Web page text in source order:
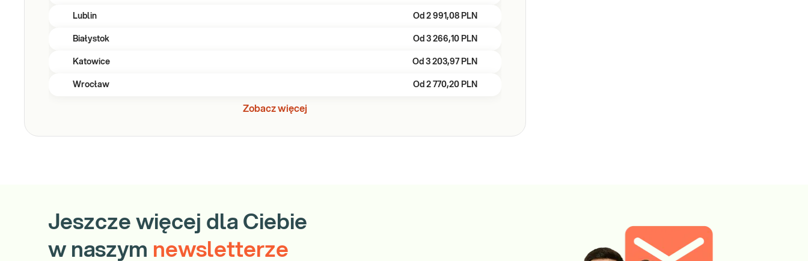
Lublin Od 2 991,08 PLN
Białystok Od 3 266,10 PLN
Katowice Od 3 203,97 PLN
Wrocław Od 2 770,20 PLN
Zobacz więcej
Jeszcze więcej dla Ciebie
w naszym newsletterze